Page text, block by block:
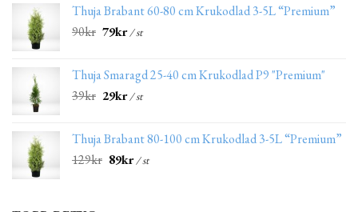
Thuja Brabant 60-80 cm Krukodlad 3-5L “Premium”
90kr 79kr/ st
Thuja Smaragd 25-40 cm Krukodlad P9 "Premium"
39kr 29kr/ st
Thuja Brabant 80-100 cm Krukodlad 3-5L “Premium”
129kr 89kr/ st